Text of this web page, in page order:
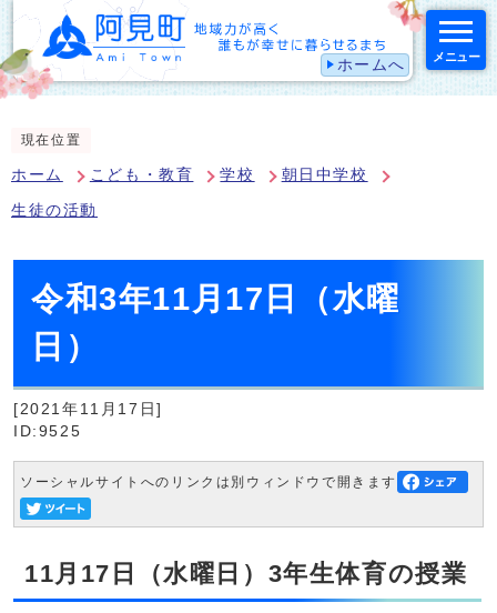
ホームへ メニュー
現在位置
ホーム こども・教育 学校 朝日中学校
生徒の活動
令和3年11月17日（水曜
日）
[2021年11月17日]
ID:9525
ソーシャルサイトへのリンクは別ウィンドウで開きます
11月17日（水曜日）3年生体育の授業